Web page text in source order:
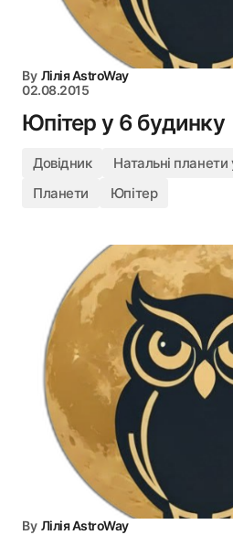
By Лілія AstroWay
02.08.2015
Юпітер у 6 будинку
Довідник
Натальні
Планети
Юпітер
By Лілія AstroWay